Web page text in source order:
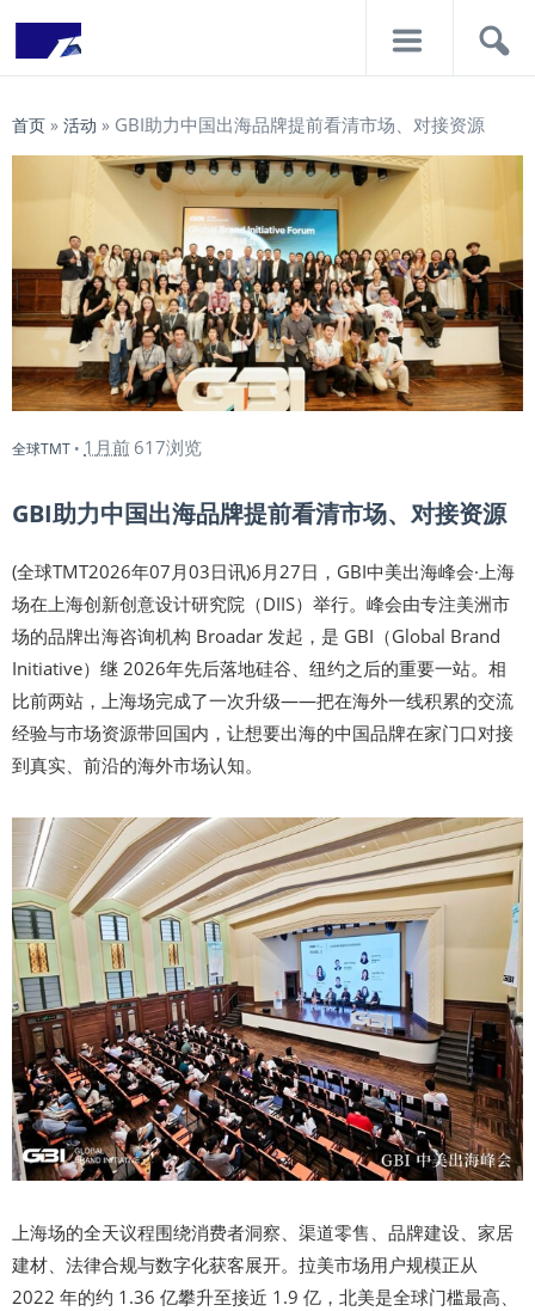
首页 » 活动 » GBI助力中国出海品牌提前看清市场、对接资源
全球TMT • 1月前 617浏览
GBI助力中国出海品牌提前看清市场、对接资源
(全球TMT2026年07月03日讯)6月27日，GBI中美出海峰会·上海
场在上海创新创意设计研究院（DIIS）举行。峰会由专注美洲市
场的品牌出海咨询机构 Broadar 发起，是 GBI（Global Brand
Initiative）继 2026年先后落地硅谷、纽约之后的重要一站。相
比前两站，上海场完成了一次升级——把在海外一线积累的交流
经验与市场资源带回国内，让想要出海的中国品牌在家门口对接
到真实、前沿的海外市场认知。
上海场的全天议程围绕消费者洞察、渠道零售、品牌建设、家居
建材、法律合规与数字化获客展开。拉美市场用户规模正从
2022 年的约 1.36 亿攀升至接近 1.9 亿，北美是全球门槛最高、